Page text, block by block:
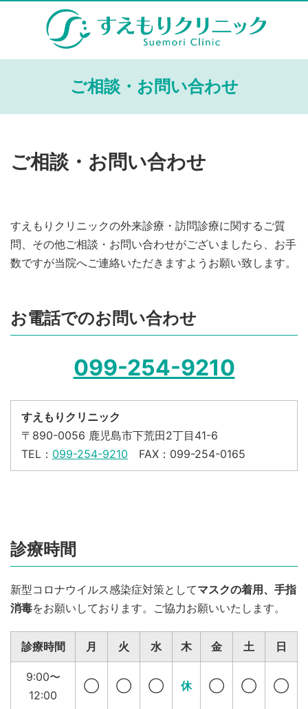
ご相談・お問い合わせ
ご相談・お問い合わせ
すえもりクリニックの外来診療・訪問診療に関するご質
問、その他ご相談・お問い合わせがございましたら、お手
数ですが当院へご連絡いただきますようお願い致します。
お電話でのお問い合わせ
099-254-9210
すえもりクリニック
〒890-0056 鹿児島市下荒田2丁目41-6
TEL： 099-254-9210 FAX：099-254-0165
診療時間
新型コロナウイルス感染症対策としてマスクの着用、手指
消毒をお願いしております。ご協力お願いいたします。
診療時間 月 火 水 木 金 土 日
9:00〜
12:00
◯ ◯ ◯ 休 ◯ ◯ ◯